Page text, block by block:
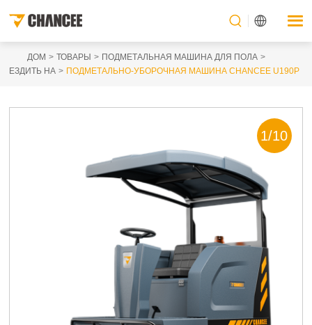
ДОМ ТОВАРЫ
ПОДМЕТАЛЬНАЯ МАШИНА ДЛЯ ПОЛА
ЕЗДИТЬ НА
ПОДМЕТАЛЬНО-УБОРОЧНАЯ МАШИНА CHANCEE U190P
1/10